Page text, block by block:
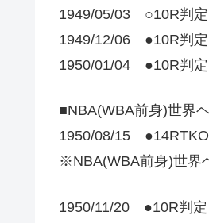
1949/05/03 ○10R判定
1949/12/06 ●10R判
1950/01/04 ●10R判
■NBA(WBA前身)世界
1950/08/15
※NBA(WBA前身)世界
1950/11/20 ●10R判